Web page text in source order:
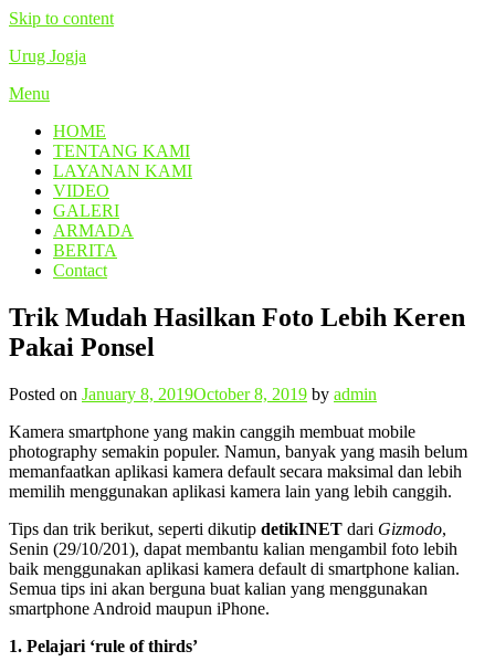
Skip to content
Urug Jogja
Menu
HOME
TENTANG KAMI
LAYANAN KAMI
VIDEO
GALERI
ARMADA
BERITA
Contact
Trik Mudah Hasilkan Foto Lebih Keren
Pakai Ponsel
Posted on January 8, 2019October 8, 2019 by admin
Kamera smartphone yang makin canggih membuat mobile
photography semakin populer. Namun, banyak yang masih belum
memanfaatkan aplikasi kamera default secara maksimal dan lebih
memilih menggunakan aplikasi kamera lain yang lebih canggih.
Tips dan trik berikut, seperti dikutip detikINET dari Gizmodo,
Senin (29/10/201), dapat membantu kalian mengambil foto lebih
baik menggunakan aplikasi kamera default di smartphone kalian.
Semua tips ini akan berguna buat kalian yang menggunakan
smartphone Android maupun iPhone.
1. Pelajari ‘rule of thirds’